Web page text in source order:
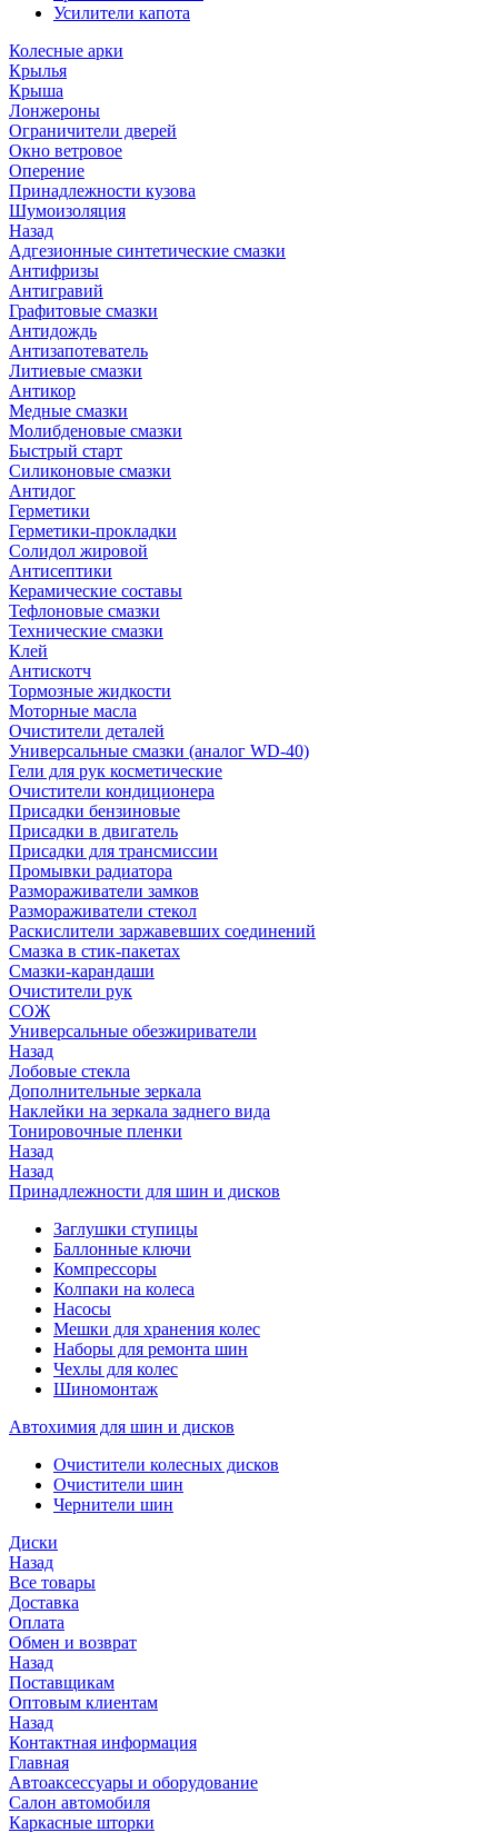
Усилители капота
Колесные арки
Крылья
Крыша
Лонжероны
Ограничители дверей
Окно ветровое
Оперение
Принадлежности кузова
Шумоизоляция
Назад
Адгезионные синтетические смазки
Антифризы
Антигравий
Графитовые смазки
Антидождь
Антизапотеватель
Литиевые смазки
Антикор
Медные смазки
Молибденовые смазки
Быстрый старт
Силиконовые смазки
Антидог
Герметики
Герметики-прокладки
Солидол жировой
Антисептики
Керамические составы
Тефлоновые смазки
Технические смазки
Клей
Антискотч
Тормозные жидкости
Моторные масла
Очистители деталей
Универсальные смазки (аналог WD-40)
Гели для рук косметические
Очистители кондиционера
Присадки бензиновые
Присадки в двигатель
Присадки для трансмиссии
Промывки радиатора
Размораживатели замков
Размораживатели стекол
Раскислители заржавевших соединений
Смазка в стик-пакетах
Смазки-карандаши
Очистители рук
СОЖ
Универсальные обезжириватели
Назад
Лобовые стекла
Дополнительные зеркала
Наклейки на зеркала заднего вида
Тонировочные пленки
Назад
Назад
Принадлежности для шин и дисков
Заглушки ступицы
Баллонные ключи
Компрессоры
Колпаки на колеса
Насосы
Мешки для хранения колес
Наборы для ремонта шин
Чехлы для колес
Шиномонтаж
Автохимия для шин и дисков
Очистители колесных дисков
Очистители шин
Чернители шин
Диски
Назад
Все товары
Доставка
Оплата
Обмен и возврат
Назад
Поставщикам
Оптовым клиентам
Назад
Контактная информация
Главная
Автоаксессуары и оборудование
Салон автомобиля
Каркасные шторки